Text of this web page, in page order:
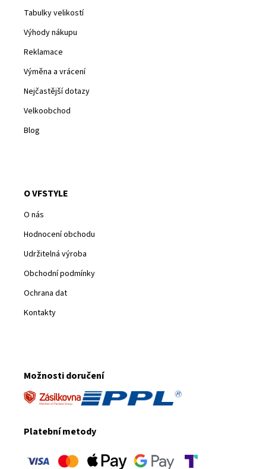
Tabulky velikostí
Výhody nákupu
Reklamace
Výměna a vrácení
Nejčastější dotazy
Velkoobchod
Blog
O VFSTYLE
O nás
Hodnocení obchodu
Udržitelná výroba
Obchodní podmínky
Ochrana dat
Kontakty
Možnosti doručení
Platební metody